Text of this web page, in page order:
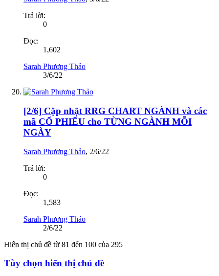
Trả lời:
0
Đọc:
1,602
Sarah Phương Thảo
3/6/22
[2/6] Cập nhật RRG CHART NGÀNH và các
mã CỔ PHIẾU cho TỪNG NGÀNH MỖI
NGÀY
Sarah Phương Thảo, 2/6/22
Trả lời:
0
Đọc:
1,583
Sarah Phương Thảo
2/6/22
Hiển thị chủ đề từ 81 đến 100 của 295
Tùy chọn hiển thị chủ đề